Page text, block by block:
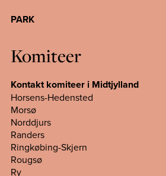
PARK
Komiteer
Kontakt komiteer i Midtjylland
Horsens-Hedensted
Morsø
Norddjurs
Randers
Ringkøbing-Skjern
Rougsø
Ry